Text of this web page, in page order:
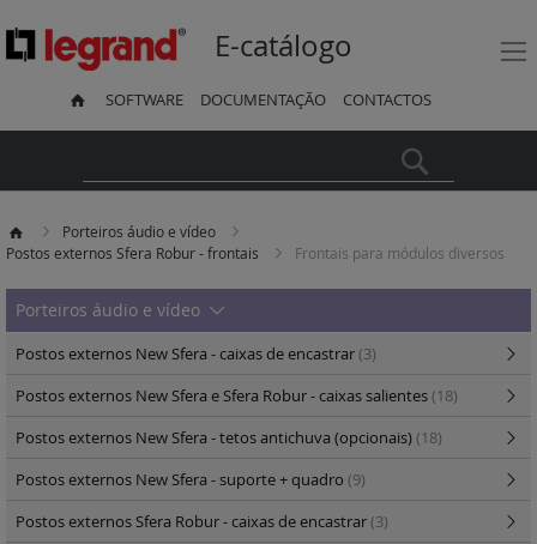
E-catálogo
SOFTWARE DOCUMENTAÇÃO CONTACTOS
Porteiros áudio e vídeo
Postos externos Sfera Robur - frontais
Frontais para módulos diversos
Porteiros áudio e vídeo
Postos externos New Sfera - caixas de encastrar(3)
Postos externos New Sfera e Sfera Robur - caixas salientes(18)
Postos externos New Sfera - tetos antichuva (opcionais)(18)
Postos externos New Sfera - suporte + quadro (9)
Postos externos Sfera Robur - caixas de encastrar(3)